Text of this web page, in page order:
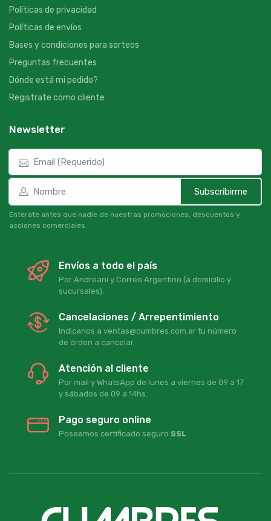
Políticas de privacidad
Políticas de envíos
Bases y condiciones para sorteos
Preguntas frecuentes
Dónde está mi pedido?
Registrate como cliente
Newsletter
Subscribirme
Enterate antes que nadie de nuestras promociones, descuentos y
acciones comerciales.
Envíos a todo el país
Por Andreani y Correo Argentino (a domicilio y
sucursales).
Cancelaciones / Arrepentimiento
Indicanos a ventas@cumbres.com.ar tu número
de órden a cancelar.
Atención al cliente
Por mail y WhatsApp de lunes a viernes de 09 a 17
y sábados de 09 a 14hs.
Pago seguro online
Poseemos certificado seguro SSL